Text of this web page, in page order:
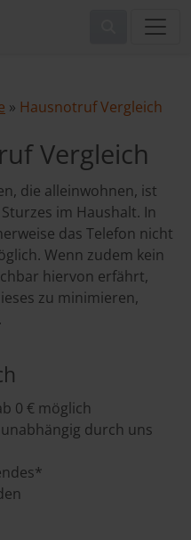
» Hausnotruf Vergleich
Vergleich
die alleinwohnen, ist
im Haushalt. In
das Telefon nicht
Wenn zudem kein
hiervon erfährt,
zu minimieren,
0 € möglich
durch uns